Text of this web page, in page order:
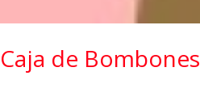
Caja de Bombones